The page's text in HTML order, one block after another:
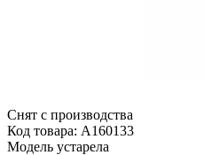
Снят с производства
Код товара: A160133
Модель устарела